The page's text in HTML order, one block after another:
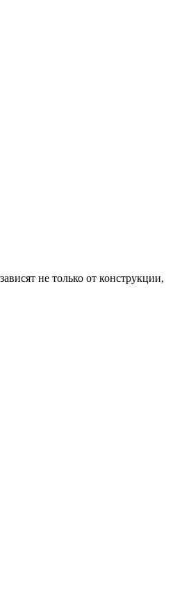
не только от конструкции,